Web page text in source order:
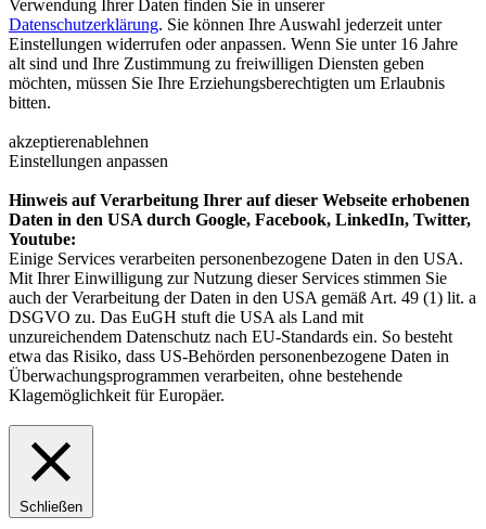
Verwendung Ihrer Daten finden Sie in unserer
Datenschutzerklärung. Sie können Ihre Auswahl jederzeit unter
Einstellungen widerrufen oder anpassen. Wenn Sie unter 16 Jahre
alt sind und Ihre Zustimmung zu freiwilligen Diensten geben
möchten, müssen Sie Ihre Erziehungsberechtigten um Erlaubnis
bitten.
akzeptierenablehnen
Einstellungen anpassen
Hinweis auf Verarbeitung Ihrer auf dieser Webseite erhobenen
Daten in den USA durch Google, Facebook, LinkedIn, Twitter,
Youtube:
Einige Services verarbeiten personenbezogene Daten in den USA.
Mit Ihrer Einwilligung zur Nutzung dieser Services stimmen Sie
auch der Verarbeitung der Daten in den USA gemäß Art. 49 (1) lit. a
DSGVO zu. Das EuGH stuft die USA als Land mit
unzureichendem Datenschutz nach EU-Standards ein. So besteht
etwa das Risiko, dass US-Behörden personenbezogene Daten in
Überwachungsprogrammen verarbeiten, ohne bestehende
Klagemöglichkeit für Europäer.
Schließen